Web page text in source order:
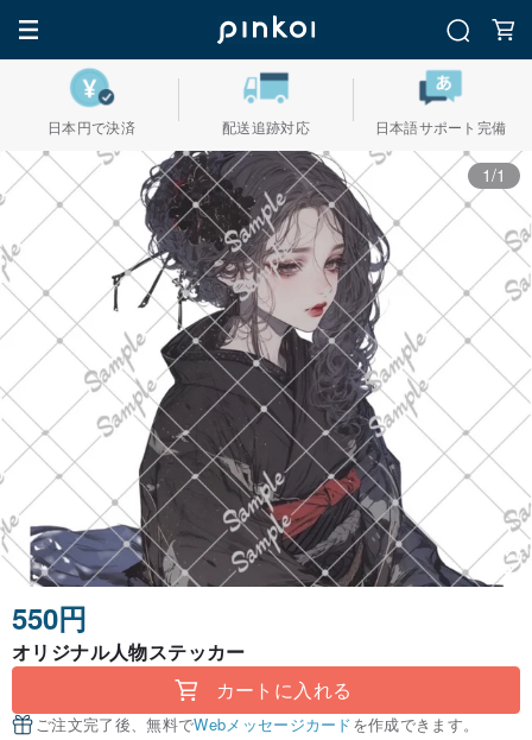
日本円で決済 配送追跡対応 日本語サポート完備
1/1
550円
オリジナル人物ステッカー
カートに入れる
ご注文完了後、無料でWebメッセージカードを作成できます。